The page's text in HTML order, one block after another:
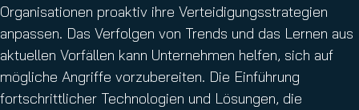
Organisationen proaktiv ihre Verteidigungsstrategien
anpassen. Das Verfolgen von Trends und das Lernen aus
aktuellen Vorfällen kann Unternehmen helfen, sich auf
mögliche Angriffe vorzubereiten. Die Einführung
fortschrittlicher Technologien und Lösungen, die